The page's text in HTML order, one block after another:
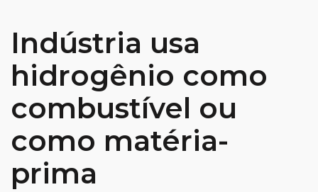
Indústria usa
hidrogênio como
combustível ou
como matéria-
prima